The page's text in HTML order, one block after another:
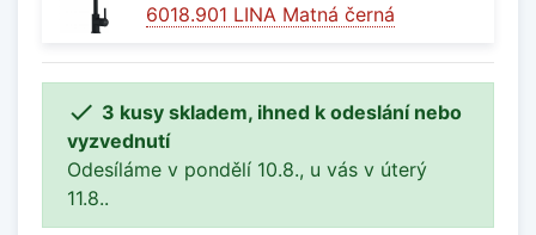
6018.901 LINA Matná černá
 3 kusy skladem, ihned k odeslání nebo
vyzvednutí
Odesíláme v pondělí 10.8., u vás v úterý
11.8..